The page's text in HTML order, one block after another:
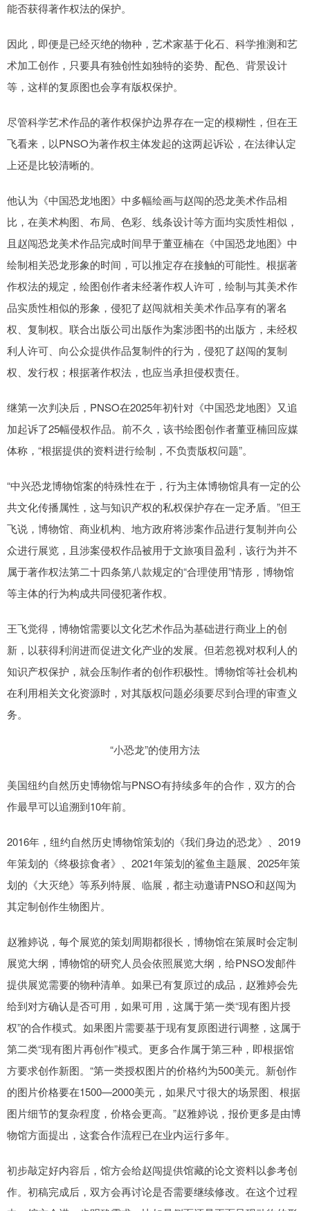
能否获得著作权法的保护。
因此，即便是已经灭绝的物种，艺术家基于化石、科学推测和艺
术加工创作，只要具有独创性如独特的姿势、配色、背景设计
等，这样的复原图也会享有版权保护。
尽管科学艺术作品的著作权保护边界存在一定的模糊性，但在王
飞看来，以PNSO为著作权主体发起的这两起诉讼，在法律认定
上还是比较清晰的。
他认为《中国恐龙地图》中多幅绘画与赵闯的恐龙美术作品相
比，在美术构图、布局、色彩、线条设计等方面均实质性相似，
且赵闯恐龙美术作品完成时间早于董亚楠在《中国恐龙地图》中
绘制相关恐龙形象的时间，可以推定存在接触的可能性。根据著
作权法的规定，绘图创作者未经著作权人许可，绘制与其美术作
品实质性相似的形象，侵犯了赵闯就相关美术作品享有的署名
权、复制权。联合出版公司出版作为案涉图书的出版方，未经权
利人许可、向公众提供作品复制件的行为，侵犯了赵闯的复制
权、发行权；根据著作权法，也应当承担侵权责任。
继第一次判决后，PNSO在2025年初针对《中国恐龙地图》又追
加起诉了25幅侵权作品。前不久，该书绘图创作者董亚楠回应媒
体称，“根据提供的资料进行绘制，不负责版权问题”。
“中兴恐龙博物馆案的特殊性在于，行为主体博物馆具有一定的公
共文化传播属性，这与知识产权的私权保护存在一定矛盾。”但王
飞说，博物馆、商业机构、地方政府将涉案作品进行复制并向公
众进行展览，且涉案侵权作品被用于文旅项目盈利，该行为并不
属于著作权法第二十四条第八款规定的“合理使用”情形，博物馆
等主体的行为构成共同侵犯著作权。
王飞觉得，博物馆需要以文化艺术作品为基础进行商业上的创
新，以获得利润进而促进文化产业的发展。但若忽视对权利人的
知识产权保护，就会压制作者的创作积极性。博物馆等社会机构
在利用相关文化资源时，对其版权问题必须要尽到合理的审查义
务。
“小恐龙”的使用方法
美国纽约自然历史博物馆与PNSO有持续多年的合作，双方的合
作最早可以追溯到10年前。
2016年，纽约自然历史博物馆策划的《我们身边的恐龙》、2019
年策划的《终极掠食者》、2021年策划的鲨鱼主题展、2025年策
划的《大灭绝》等系列特展、临展，都主动邀请PNSO和赵闯为
其定制创作生物图片。
赵雅婷说，每个展览的策划周期都很长，博物馆在策展时会定制
展览大纲，博物馆的研究人员会依照展览大纲，给PNSO发邮件
提供展览需要的物种清单。如果已有复原过的成品，赵雅婷会先
给到对方确认是否可用，如果可用，这属于第一类“现有图片授
权”的合作模式。如果图片需要基于现有复原图进行调整，这属于
第二类“现有图片再创作”模式。更多合作属于第三种，即根据馆
方要求创作新图。“第一类授权图片的价格约为500美元。新创作
的图片价格要在1500—2000美元，如果尺寸很大的场景图、根据
图片细节的复杂程度，价格会更高。”赵雅婷说，报价更多是由博
物馆方面提出，这套合作流程已在业内运行多年。
初步敲定好内容后，馆方会给赵闯提供馆藏的论文资料以参考创
作。初稿完成后，双方会再讨论是否需要继续修改。在这个过程